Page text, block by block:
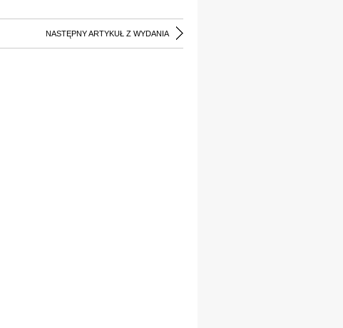
NASTĘPNY ARTYKUŁ Z WYDANIA